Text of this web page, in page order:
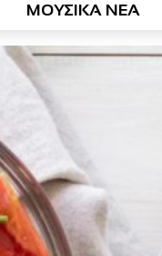
ΜΟΥΣΙΚΑ ΝΕΑ